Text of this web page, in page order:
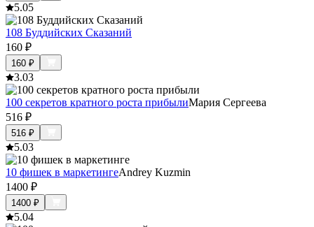
5.05
108 Буддийских Сказаний
160 ₽
160 ₽
3.03
100 секретов кратного роста прибылиМария Сергеева
516 ₽
516 ₽
5.03
10 фишек в маркетингеAndrey Kuzmin
1400 ₽
1400 ₽
5.04